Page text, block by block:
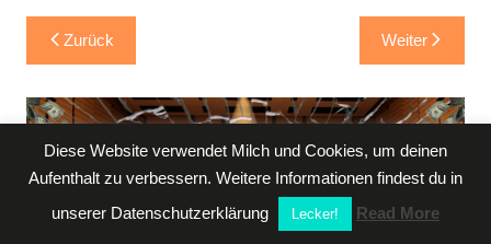
Beitragsnavigation
Zurück Weiter
Diese Website verwendet Milch und Cookies, um deinen
Aufenthalt zu verbessern. Weitere Informationen findest du in
unserer Datenschutzerklärung
Lecker! Read More